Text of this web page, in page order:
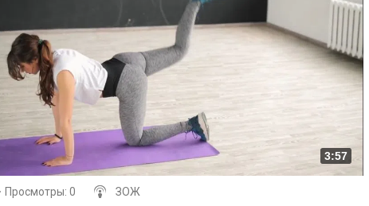
3:57
Просмотры: 0 ЗОЖ